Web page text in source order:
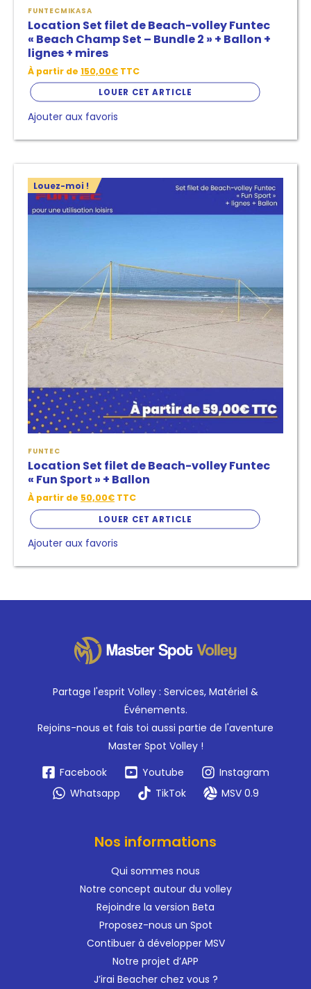
FUNTECMIKASA
Location Set filet de Beach-volley Funtec
« Beach Champ Set – Bundle 2 » + Ballon +
lignes + mires
À partir de 150,00€ TTC
LOUER CET ARTICLE
Ajouter aux favoris
Louez-moi !
FUNTEC
Location Set filet de Beach-volley Funtec
« Fun Sport » + Ballon
À partir de 50,00€ TTC
LOUER CET ARTICLE
produit
a
peuvent
être
choisies
sur
page
de
produit
Ajouter aux favoris
Partage l'esprit Volley : Services, Matériel &
Événements.
Rejoins-nous et fais toi aussi partie de l'aventure
Master Spot Volley !
Facebook
Youtube
Instagram
Whatsapp
TikTok MSV 0.9
Nos informations
Qui sommes nous
Notre concept autour du volley
Rejoindre la version Beta
Proposez-nous un Spot
Contibuer à développer MSV
Notre projet d’APP
J’irai Beacher chez vous ?